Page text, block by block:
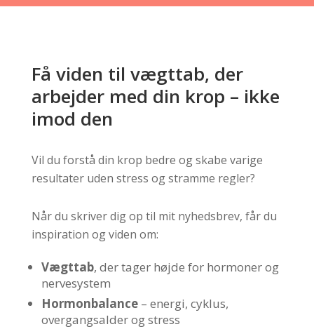
Få viden til vægttab, der
arbejder med din krop – ikke
imod den
Vil du forstå din krop bedre og skabe varige
resultater uden stress og stramme regler?
Når du skriver dig op til mit nyhedsbrev, får du
inspiration og viden om:
Vægttab, der tager højde for hormoner og
nervesystem
Hormonbalance– energi, cyklus,
overgangsalder og stress